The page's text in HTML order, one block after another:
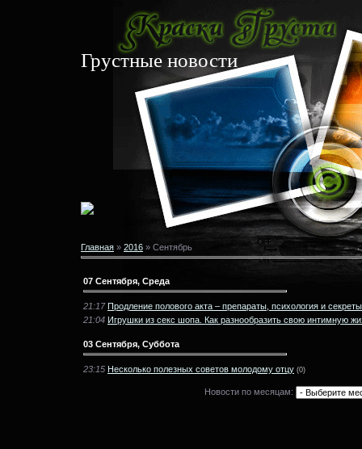
Грустные новости
Главная » 2016 » Сентябрь
07 Сентября, Среда
21:17 Продление полового акта – препараты, психология и секреты
21:04 Игрушки из секс шопа. Как разнообразить свою интимную
03 Сентября, Суббота
23:15 Несколько полезных советов молодому отцу (0)
Новости по месяцам: